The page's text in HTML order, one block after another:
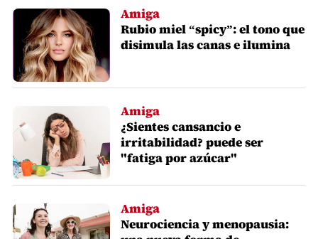
Amiga
Rubio miel “spicy”: el tono que
disimula las canas e ilumina
Amiga
¿Sientes cansancio e
irritabilidad? puede ser
"fatiga por azúcar"
Amiga
Neurociencia y menopausia: